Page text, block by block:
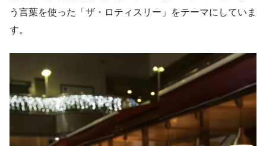
う言葉を使った「ザ・ロティスリー」をテーマにしていま
す。